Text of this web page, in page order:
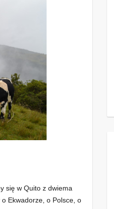
się w Quito z dwiema
Ekwadorze, o Polsce, o